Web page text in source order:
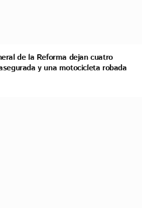
de la Reforma dejan cuatro
y una motocicleta robada